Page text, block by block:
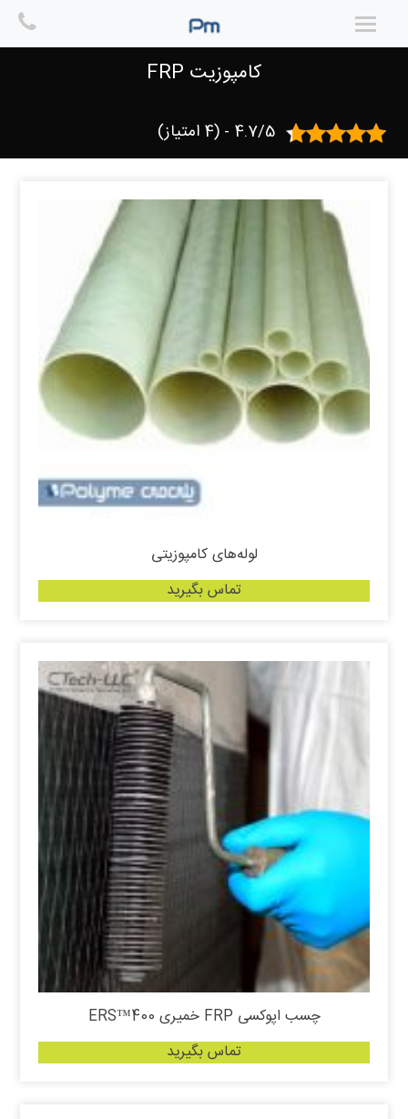
content
کامپوزیت FRP
کامپوزیت FRP
4.7/5 - (4 امتیاز)
لوله‌های کامپوزیتی
تماس بگیرید
چسب اپوکسی FRP خمیری ERS™400
تماس بگیرید